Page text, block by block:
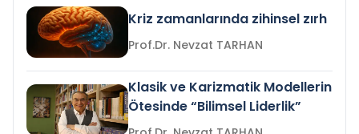
Kriz zamanlarında zihinsel zırh
Prof.Dr. Nevzat TARHAN
Klasik ve Karizmatik Modellerin
Ötesinde “Bilimsel Liderlik”